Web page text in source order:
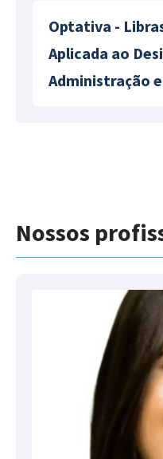
Optativa -
Aplicada ao
Administração
Nossos